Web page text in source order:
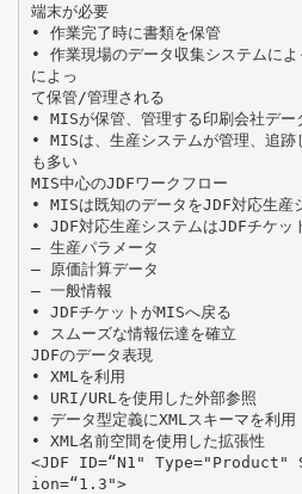
端末が必要
• 作業完了時に書類を保管
• 作業現場のデータ収集システムに
によっ
て保管/管理される
• MISが保管、管理する印刷会社デー
• MISは、生産システムが管理、追跡
も多い
MIS中心のJDFワークフロー
• MISは既知のデータをJDF対応生産
• JDF対応生産システムはJDFチケッ
– 生産パラメータ
– 原価計算データ
– 一般情報
• JDFチケットがMISへ戻る
• スムーズな情報伝達を確立
JDFのデータ表現
• XMLを利用
• URI/URLを使用した外部参照
• データ型定義にXMLスキーマを利用
• XML名前空間を使用した拡張性
<JDF ID=“N1"
ion=“1.3">